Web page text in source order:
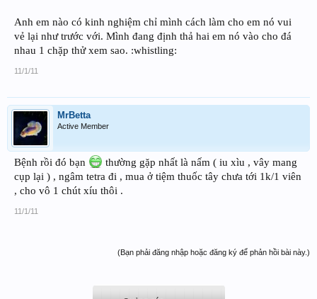
Anh em nào có kinh nghiệm chỉ mình cách làm cho em nó vui
vẻ lại như trước với. Mình đang định thả hai em nó vào cho đá
nhau 1 chặp thử xem sao. :whistling:
11/1/11
MrBetta
Active Member
Bệnh rồi đó bạn
thường gặp nhất là nấm ( iu xìu , vây mang
cụp lại ) , ngâm tetra đi , mua ở tiệm thuốc tây chưa tới 1k/1 viên
, cho vô 1 chút xíu thôi .
11/1/11
(Bạn phải đăng nhập hoặc đăng ký để phản hồi bài này.)